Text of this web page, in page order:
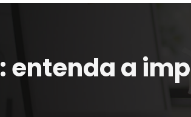
entenda a